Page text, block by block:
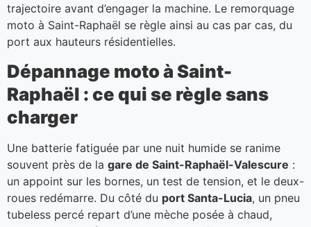
trajectoire avant d’engager la machine. Le remorquage
moto à Saint-Raphaël se règle ainsi au cas par cas, du
port aux hauteurs résidentielles.
Dépannage moto à Saint-
Raphaël : ce qui se règle sans
charger
Une batterie fatiguée par une nuit humide se ranime
souvent près de la gare de Saint-Raphaël-Valescure :
un appoint sur les bornes, un test de tension, et le deux-
roues redémarre. Du côté du port Santa-Lucia, un pneu
tubeless percé repart d’une mèche posée à chaud,